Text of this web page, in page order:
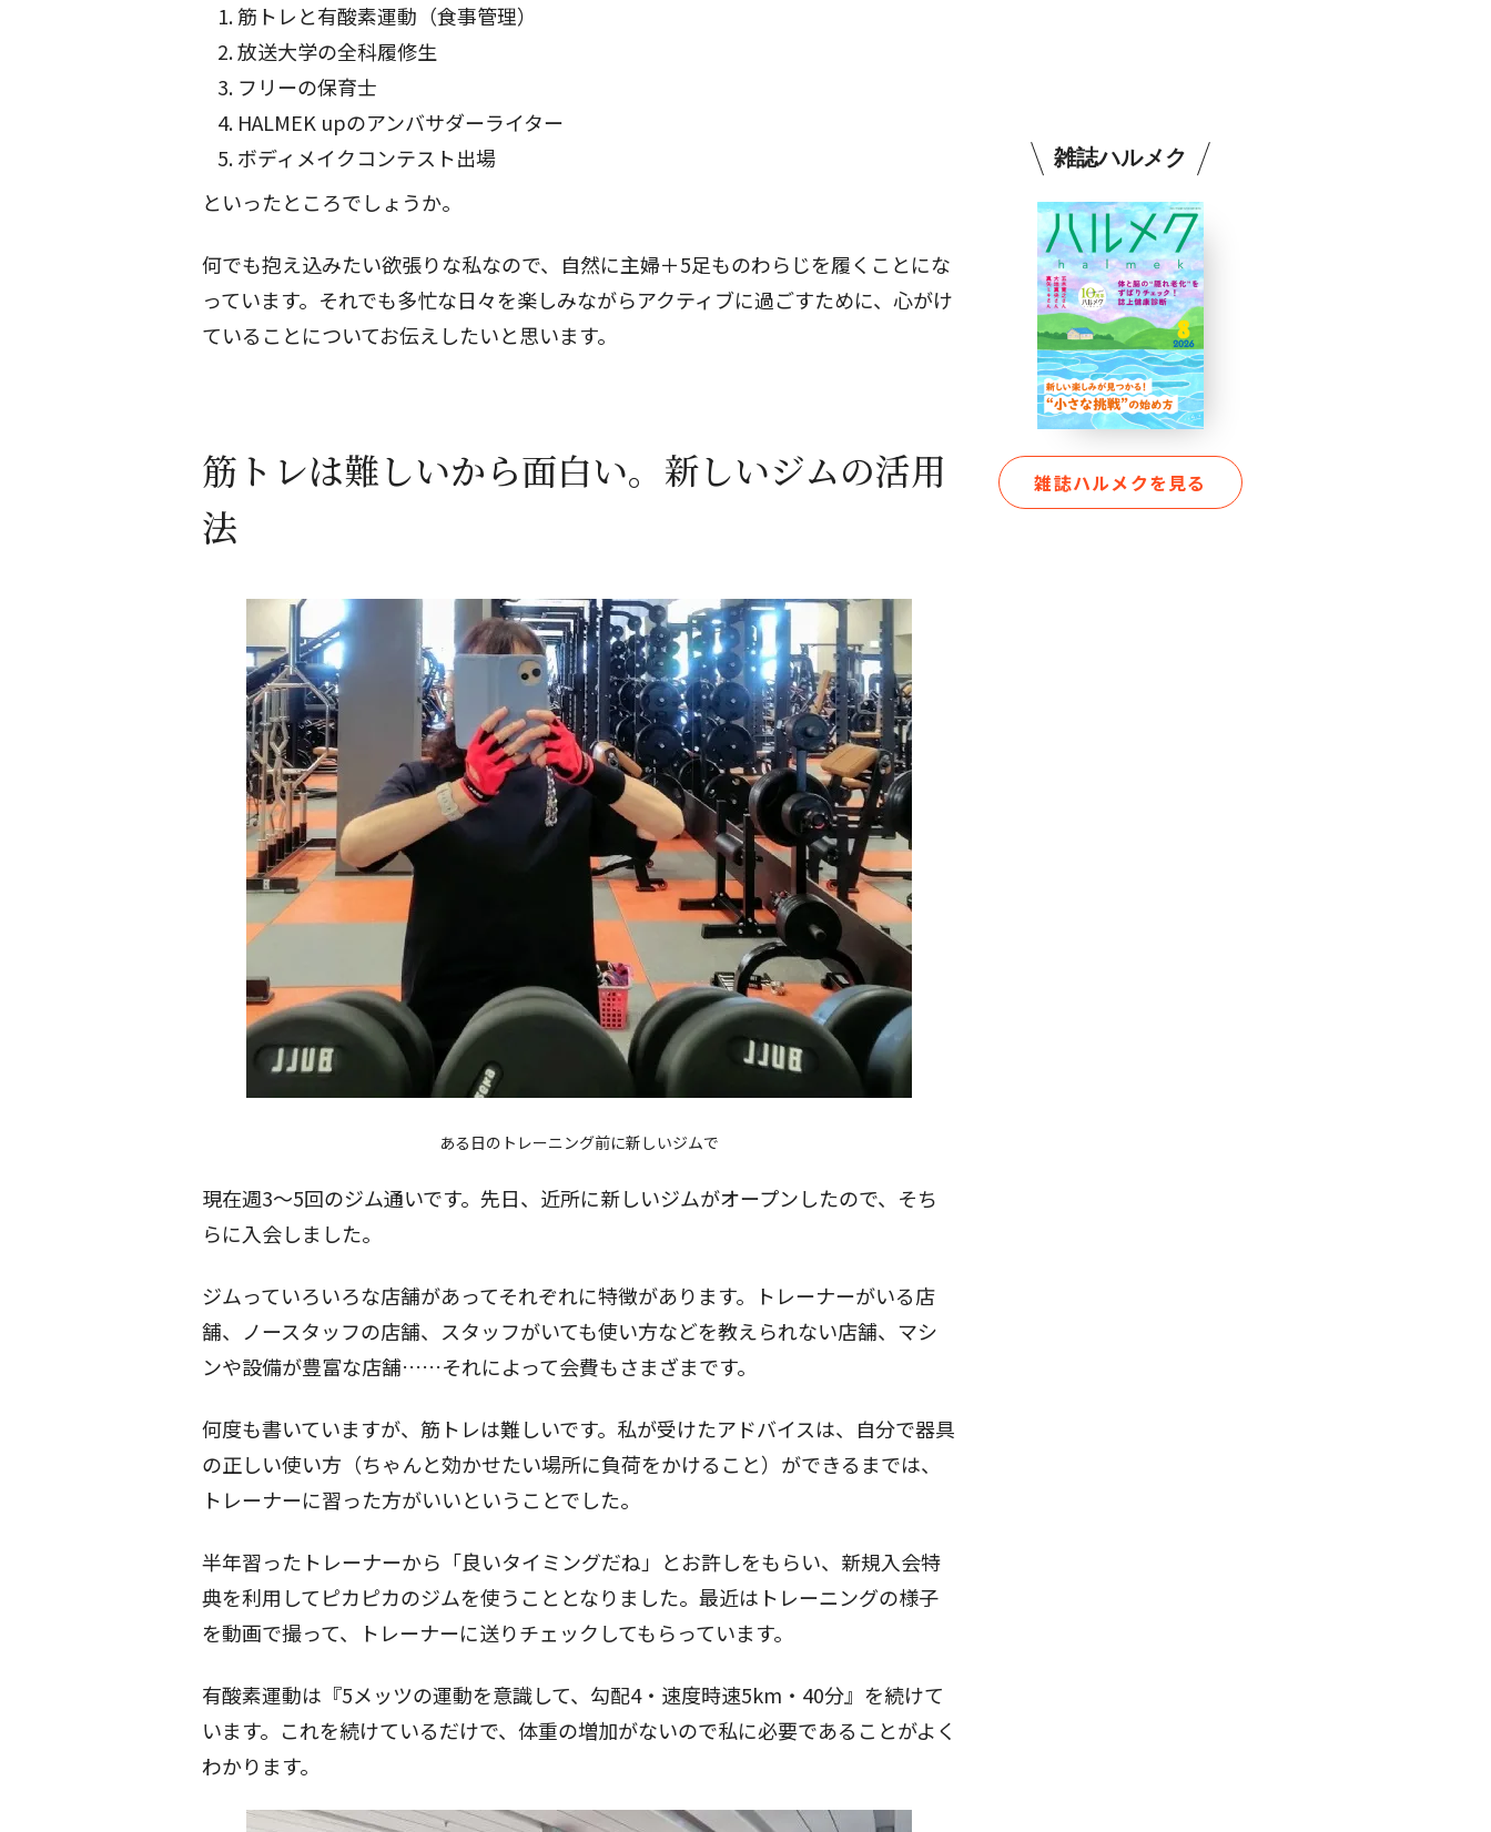
筋トレと有酸素運動（食事管理）
放送大学の全科履修生
フリーの保育士
HALMEK upのアンバサダーライター
ボディメイクコンテスト出場
といったところでしょうか。
何でも抱え込みたい欲張りな私なので、自然に主婦＋5足ものわらじを履くことにな
っています。それでも多忙な日々を楽しみながらアクティブに過ごすために、心がけ
ていることについてお伝えしたいと思います。
筋トレは難しいから面白い。新しいジムの活用
法
ある日のトレーニング前に新しいジムで
現在週3～5回のジム通いです。先日、近所に新しいジムがオープンしたので、そち
らに入会しました。
ジムっていろいろな店舗があってそれぞれに特徴があります。トレーナーがいる店
舗、ノースタッフの店舗、スタッフがいても使い方などを教えられない店舗、マシ
ンや設備が豊富な店舗……それによって会費もさまざまです。
何度も書いていますが、 筋トレは難しいです。私が受けたアドバイスは、自分で器具
の正しい使い方（ちゃんと効かせたい場所に負荷をかけること）ができるまでは、
トレーナーに習った方がいいということでした。
半年習ったトレーナーから「良いタイミングだね」とお許しをもらい、新規入会特
典を利用してピカピカのジムを使うこととなりました。最近はトレーニングの様子
を動画で撮って、トレーナーに送りチェックしてもらっています。
有酸素運動は『5メッツの運動を意識して、勾配4・速度時速5km・40分』を続けて
います。これを続けているだけで、体重の増加がないので私に必要であることがよく
わかります。
雑誌ハルメク
雑誌ハルメクを見る